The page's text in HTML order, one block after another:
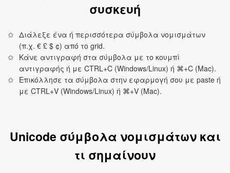
συσκευή
Διάλεξε ένα ή περισσότερα σύμβολα νομισμάτων
(π.χ. € £ $ ¢) από το grid.
Κάνε αντιγραφή στα σύμβολα με το κουμπί
αντιγραφής ή με CTRL+C (Windows/Linux) ή ⌘+C (Mac).
Επικόλλησε τα σύμβολα στην εφαρμογή σου με paste ή
με CTRL+V (Windows/Linux) ή ⌘+V (Mac).
Unicode σύμβολα νομισμάτων και
τι σημαίνουν